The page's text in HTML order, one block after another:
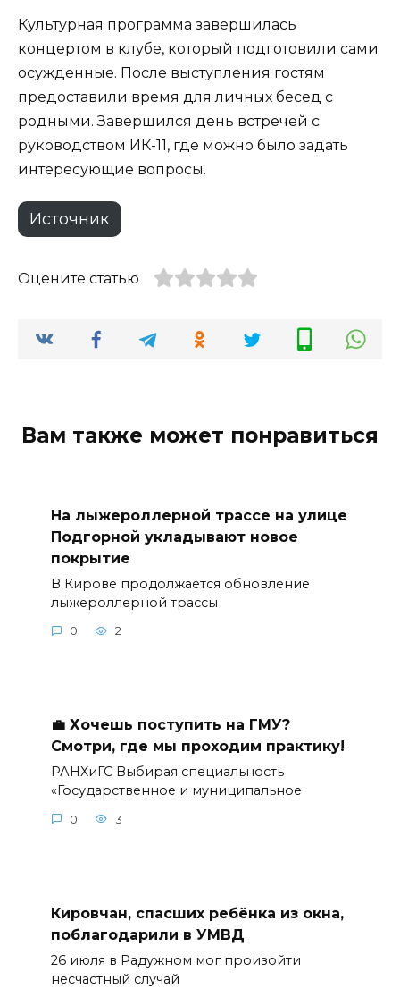
Культурная программа завершилась
концертом в клубе, который подготовили сами
осужденные. После выступления гостям
предоставили время для личных бесед с
родными. Завершился день встречей с
руководством ИК-11, где можно было задать
интересующие вопросы.
Источник
Оцените статью
Вам также может понравиться
На лыжероллерной трассе на улице
Подгорной укладывают новое
покрытие
В Кирове продолжается обновление
лыжероллерной трассы
0 2
💼 Хочешь поступить на ГМУ?
Смотри, где мы проходим практику!
РАНХиГС Выбирая специальность
«Государственное и муниципальное
0 3
Кировчан, спасших ребёнка из окна,
поблагодарили в УМВД
26 июля в Радужном мог произойти
несчастный случай